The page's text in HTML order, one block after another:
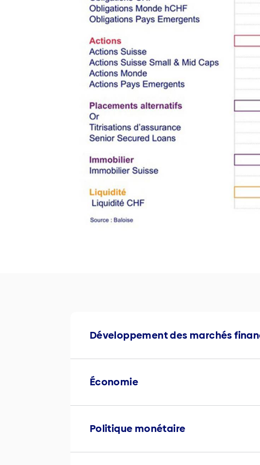
Développement des marchés
Économie
Politique monétaire